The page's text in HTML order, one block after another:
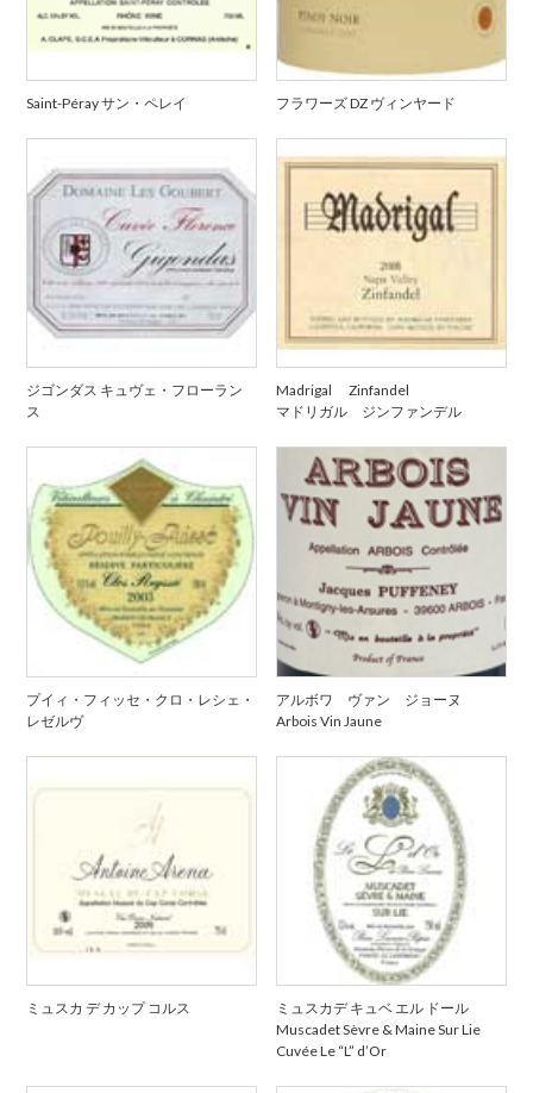
Saint-Péray サン・ペレイ フラワーズ DZ ヴィンヤード
ジゴンダス キュヴェ・フローラン
ス
Madrigal Zinfandel
マドリガル ジンファンデル
プイィ・フィッセ・クロ・レシェ・
レゼルヴ
アルボワ ヴァン ジョーヌ
Arbois Vin Jaune
ミュスカ デ カップ コルス
ミュスカデ キュベ エル ドール
Muscadet Sèvre & Maine Sur Lie
Cuvée Le “L” d’Or